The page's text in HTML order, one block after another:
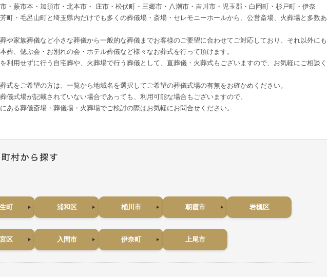
・蕨市本・加須市・北本市・ 庄市・松伏町・三郷市・八潮市・吉川市・児玉郡・白岡町・杉戸町・伊奈
町・毛呂山町と埼玉県内だけでも多くの葬儀場・斎場・セレモニーホールから、公営斎場、火葬場と多数あ
や家族葬儀など小さな葬儀から一般的な葬儀までお客様のご要望に合わせてご対応しており、それ以外にも
葬、偲ぶ会・お別れの会・ホテル葬儀など様々なお葬式を行って頂けます。
利用せずに行う自宅葬や、火葬場で行う葬儀として、直葬儀・火葬式もございますので、お気軽にご相談く
式をご希望の方は、一覧から地域名を選択してご希望の葬儀式場の有無をお確かめください。
儀式場が記載されていない場合であっても、利用可能な場合もございますので、
ある葬儀斎場・葬儀場・火葬場でご検討の際はお気軽にお問合せください。
町 浦和区 桶川市 朝霞市 岩槻区
区 入間市 伊奈町 上尾市